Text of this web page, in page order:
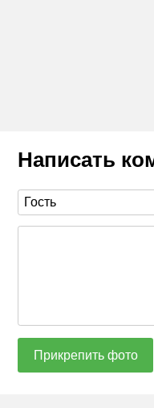
Написать
Прикрепить фото